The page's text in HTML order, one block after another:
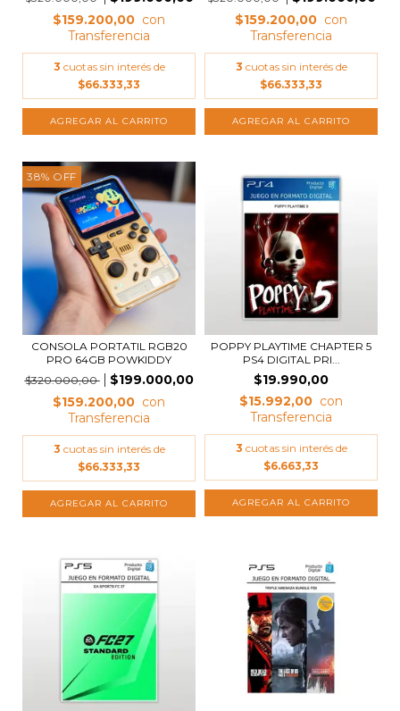
$159.200,00
3 cuotas sin interés de
$66.333,33
$159.200,00
3 cuotas sin interés de
$66.333,33
38% OFF
CONSOLA PORTATIL RGB20
PRO 64GB POWKIDDY
$320.000,00
$199.000,00
$159.200,00
3 cuotas sin interés de
$66.333,33
POPPY PLAYTIME CHAPTER 5
PS4 DIGITAL PRI...
$19.990,00
$15.992,00
3 cuotas sin interés de
$6.663,33